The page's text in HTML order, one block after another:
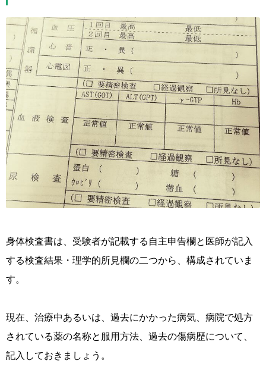
身体検査書は、受験者が記載する自主申告欄と医師が記入
する検査結果・理学的所見欄の二つから、構成されていま
す。
現在、治療中あるいは、過去にかかった病気、病院で処方
されている薬の名称と服用方法、過去の傷病歴について、
記入しておきましょう。